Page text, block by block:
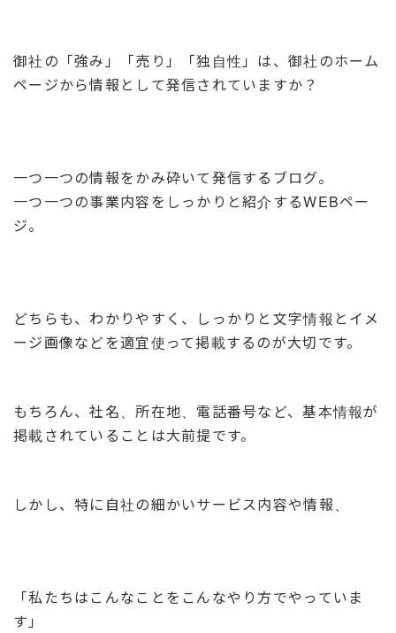
御社の「強み」「売り」「独自性」は、御社のホーム
ページから情報として発信されていますか？
一つ一つの情報をかみ砕いて発信するブログ。
一つ一つの事業内容をしっかりと紹介するWEBペー
ジ。
どちらも、わかりやすく、しっかりと文字情報とイメ
ージ画像などを適宜使って掲載するのが大切です。
もちろん、社名、所在地、電話番号など、基本情報が
掲載されていることは大前提です。
しかし、特に自社の細かいサービス内容や情報、
「私たちはこんなことをこんなやり方でやっていま
す」